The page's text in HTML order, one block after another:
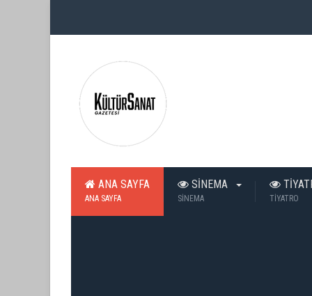
ANA SAYFA
ANA SAYFA
SİNEMA
SİNEMA TİYATRO